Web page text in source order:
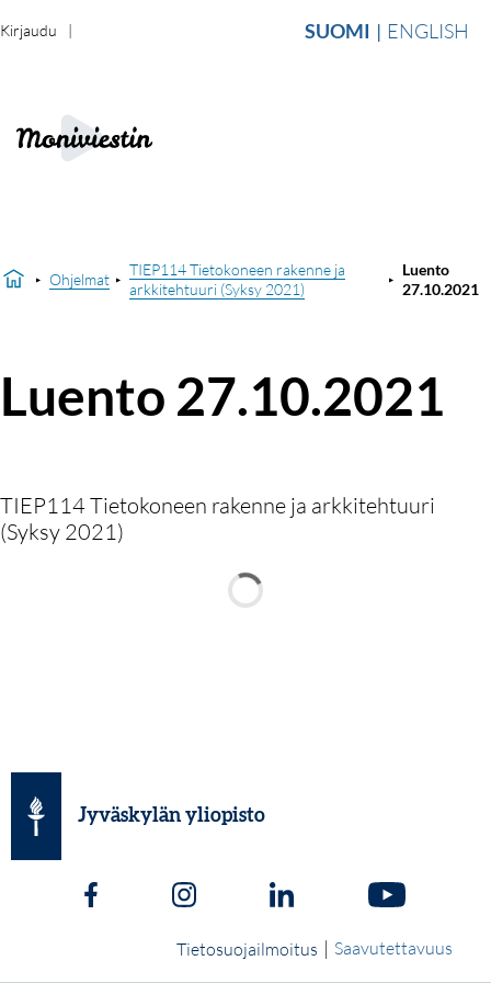
SUOMI ENGLISH
Kirjaudu
Ohjelmat
TIEP114 Tietokoneen rakenne ja
arkkitehtuuri (Syksy 2021)
Luento
27.10.2021
Luento 27.10.2021
TIEP114 Tietokoneen rakenne ja arkkitehtuuri
(Syksy 2021)
Jyväskylän yliopisto
Tietosuojailmoitus | Saavutettavuus